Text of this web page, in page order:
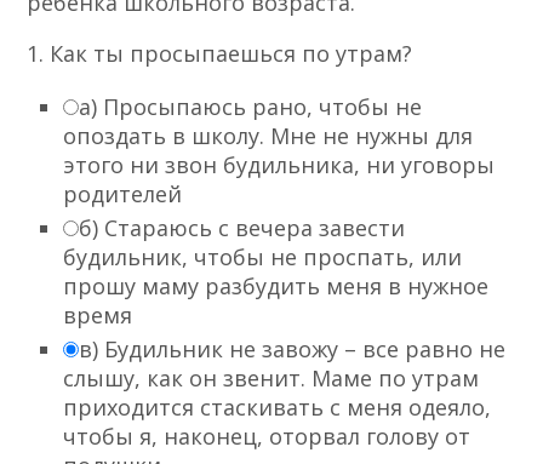
1. Как ты просыпаешься по утрам?
а) Просыпаюсь рано, чтобы не
опоздать в школу. Мне не нужны для
этого ни звон будильника, ни уговоры
родителей
б) Стараюсь с вечера завести
будильник, чтобы не проспать, или
прошу маму разбудить меня в нужное
время
в) Будильник не завожу – все равно не
слышу, как он звенит. Маме по утрам
приходится стаскивать с меня одеяло,
чтобы я, наконец, оторвал голову от